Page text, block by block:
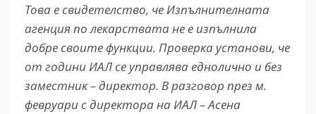
Това е свидетелство, че Изпълнителната
агенция по лекарствата не е изпълнила
добре своите функции. Проверка установи, че
от години ИАЛ се управлява еднолично и без
заместник – директор. В разговор през м.
февруари с директора на ИАЛ – Асена